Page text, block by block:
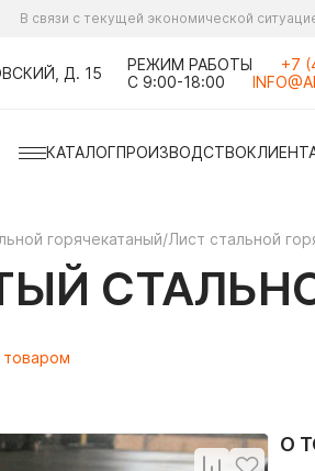
В связи с текущей экономической
Д. 15
РЕЖИМ РАБОТЫ
С 9:00-18:00
+7
КАТАЛОГПРОИЗВОДСТВО
горячекатаный/Лист стальной
товаром
О